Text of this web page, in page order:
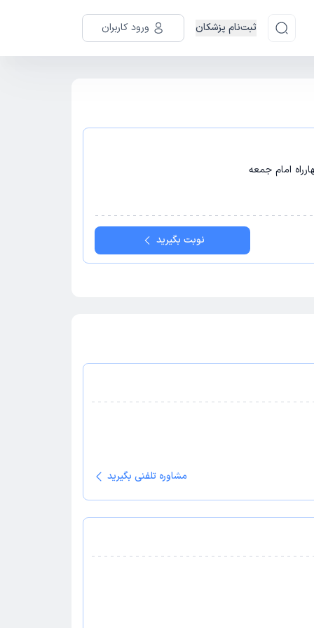
ثبت‌نام پزشکان ورود کاربران
امام جمعه
نوبت بگیرید
مشاوره تلفنی بگیرید